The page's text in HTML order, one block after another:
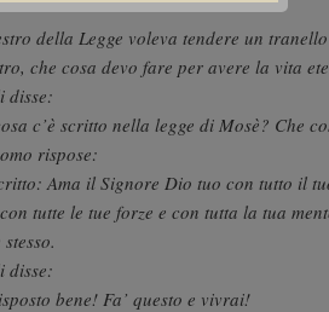
della Legge voleva tendere un
che cosa devo fare per avere la vita
disse:
c’è scritto nella legge di Mosè? Che
rispose:
Ama il Signore Dio tuo con tutto il
tutte le tue forze e con tutta la tua
disse:
bene! Fa’ questo e vivrai!